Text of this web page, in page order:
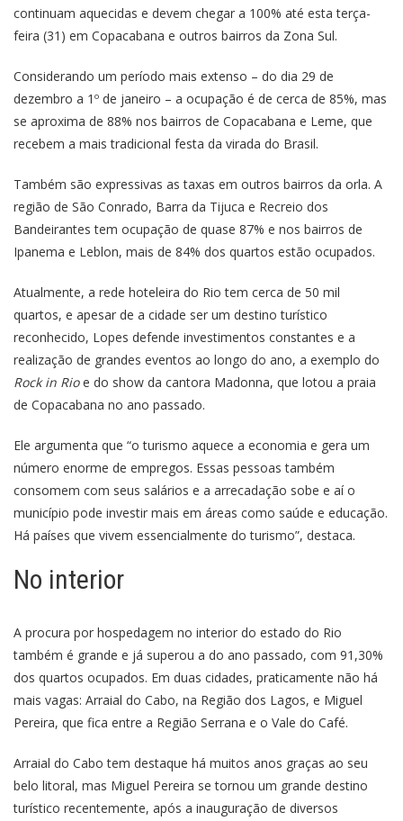
continuam aquecidas e devem chegar a 100% até esta terça-
feira (31) em Copacabana e outros bairros da Zona Sul.
Considerando um período mais extenso – do dia 29 de
dezembro a 1º de janeiro – a ocupação é de cerca de 85%, mas
se aproxima de 88% nos bairros de Copacabana e Leme, que
recebem a mais tradicional festa da virada do Brasil.
Também são expressivas as taxas em outros bairros da orla. A
região de São Conrado, Barra da Tijuca e Recreio dos
Bandeirantes tem ocupação de quase 87% e nos bairros de
Ipanema e Leblon, mais de 84% dos quartos estão ocupados.
Atualmente, a rede hoteleira do Rio tem cerca de 50 mil
quartos, e apesar de a cidade ser um destino turístico
reconhecido, Lopes defende investimentos constantes e a
realização de grandes eventos ao longo do ano, a exemplo do
Rock in Rioe do show da cantora Madonna, que lotou a praia
de Copacabana no ano passado.
Ele argumenta que “o turismo aquece a economia e gera um
número enorme de empregos. Essas pessoas também
consomem com seus salários e a arrecadação sobe e aí o
município pode investir mais em áreas como saúde e educação.
Há países que vivem essencialmente do turismo”, destaca.
No interior
A procura por hospedagem no interior do estado do Rio
também é grande e já superou a do ano passado, com 91,30%
dos quartos ocupados. Em duas cidades, praticamente não há
mais vagas: Arraial do Cabo, na Região dos Lagos, e Miguel
Pereira, que fica entre a Região Serrana e o Vale do Café.
Arraial do Cabo tem destaque há muitos anos graças ao seu
belo litoral, mas Miguel Pereira se tornou um grande destino
turístico recentemente, após a inauguração de diversos